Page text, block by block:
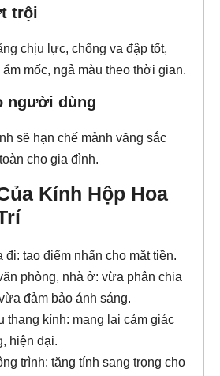
trội
chịu lực, chống va đập tốt,
mốc, ngả màu theo thời gian.
người dùng
sẽ hạn chế mảnh văng sắc
cho gia đình.
Kính Hộp Hoa
đi: tạo điểm nhấn cho mặt tiền.
phòng, nhà ở: vừa phân chia
đảm bảo ánh sáng.
thang kính: mang lại cảm giác
hiện đại.
trình: tăng tính sang trọng cho